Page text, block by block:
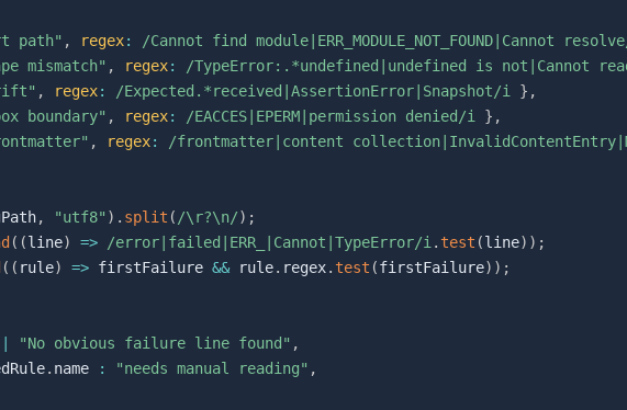
path" , regex: /Cannot find module|ERR_MODULE_NOT_FOUND|Cannot resolve
mismatch" , regex: /TypeError:.*undefined|undefined is not|Cannot
, regex: /Expected.*received|AssertionError|Snapshot/i } ,
boundary" , regex: /EACCES|EPERM|permission denied/i } ,
, regex: /frontmatter|content
, "utf8" ) . split (/\r?\n/) ;
( (line) => /error|failed|ERR_|Cannot|TypeError/i. test (line) ) ;
( ( rule) => firstFailure && rule. regex. test (firstFailure) ) ;
"No obvious failure line found" ,
. name : "needs manual reading" ,